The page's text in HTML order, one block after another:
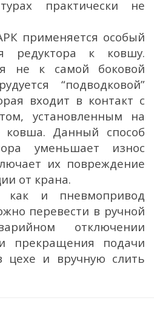
практически не
применяется особый
редуктора к ковшу.
не к самой боковой
“подводковой”
входит в контакт с
установленным на
ковша. Данный способ
уменьшает износ
их повреждение
от крана.
как и пневмопривод
перевести в ручной
отключении
прекращения подачи
цехе и вручную слить